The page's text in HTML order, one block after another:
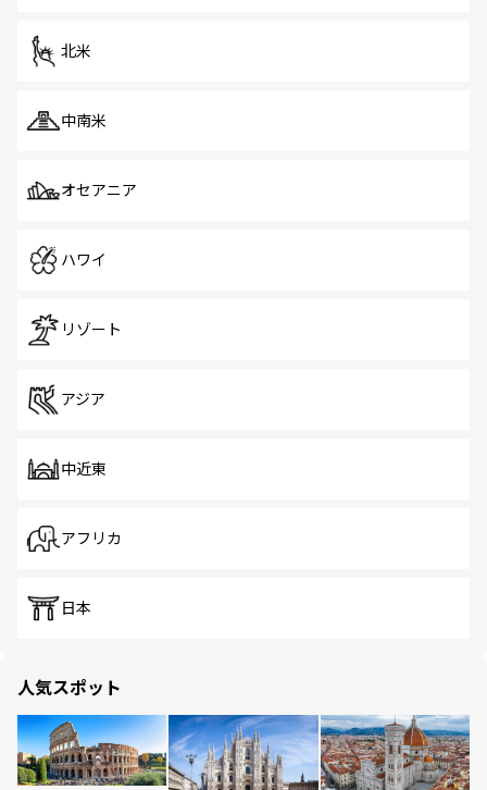
北米
中南米
オセアニア
ハワイ
リゾート
アジア
中近東
アフリカ
日本
人気スポット